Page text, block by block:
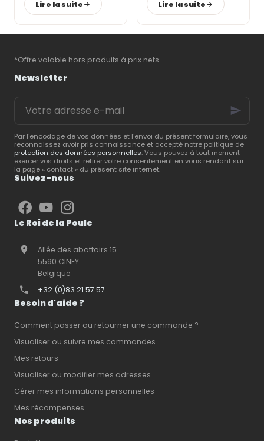
indispensables pour
Poule, spécialiste du
matériel d’élevage
avicole, vous présente
essentielspour créer
un espace pratique,
entretenir.
Lire la suite
santé. Unenclos
bien
confortable et
conseils pour créer un
répondant aux besoins
de vos animaux.
Lire la suite
*Offre valable hors produits à prix nets
Newsletter
adresse
mail
Par l'encodage de vos données et l'envoi du présent formulaire, vous
reconnaissez avoir pris connaissance et accepté notre politique de
protection des données personnelles. Vous pouvez à tout moment
exercer vos droits et retirer votre consentement en vous rendant sur
la page « contact » du présent site internet.
Suivez-nous
Le Roi de la Poule
Allée des abattoirs 15
5590 CINEY
Belgique
+32 (0)83 21 57 57
Besoin d'aide ?
Comment passer ou retourner une commande ?
Visualiser ou suivre mes commandes
Mes retours
Visualiser ou modifier mes adresses
Gérer mes informations personnelles
Mes récompenses
Nos produits